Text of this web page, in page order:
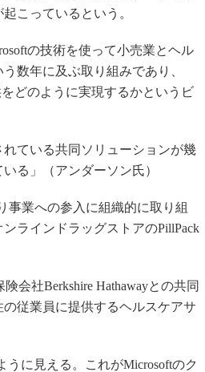
こっているという。
の技術を使って小売業とヘル
数年に及ぶ取り組みであり、
どのように実現するかというビ
ている共同ソリューションが幾
る」（アンダーソン氏）
事業への参入に組織的に取り組
ラインドラッグストアのPillPack
会社Berkshire Hathawayとの共同
従業員に提供するヘルスケアサ
に見える。これがMicrosoftのク